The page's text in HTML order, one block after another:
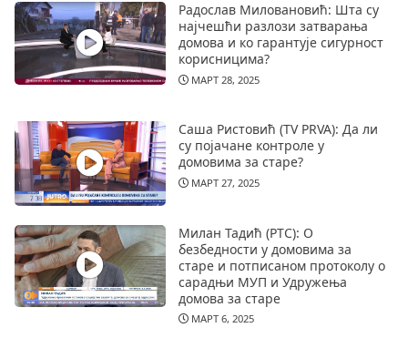
Радослав Миловановић: Шта су
најчешћи разлози затварања
домова и ко гарантује сигурност
корисницима?
МАРТ 28, 2025
Саша Ристовић (TV PRVA): Да ли
су појачане контроле у
домовима за старе?
МАРТ 27, 2025
Милан Тадић (РТС): О
безбедности у домовима за
старе и потписаном протоколу о
сарадњи МУП и Удружења
домова за старе
МАРТ 6, 2025